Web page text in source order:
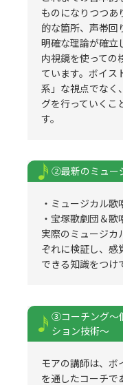
ものになりつつあ
的な箇所、声帯回
明確な理論が確立
内視鏡を使っての
ています。ボイス
系」な視点でなく
グを行っていくこ
す。
②最新のミュー
・ミュージカル歌
・宝塚歌劇団＆歌
実際のミュージカ
ぞれに検証し、感
できる知識をつけ
③コーチング〜
ション技術〜
モアの講師は、ボ
を通したコーチで